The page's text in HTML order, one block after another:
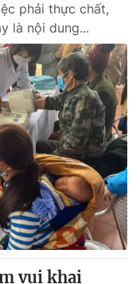
phải thực chất,
là nội dung...
vui khai